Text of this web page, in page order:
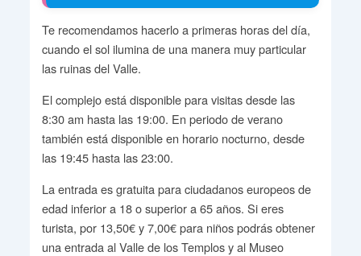
Te recomendamos hacerlo a primeras horas del día,
cuando el sol ilumina de una manera muy particular
las ruinas del Valle.
El complejo está disponible para visitas desde las
8:30 am hasta las 19:00. En periodo de verano
también está disponible en horario nocturno, desde
las 19:45 hasta las 23:00.
La entrada es gratuita para ciudadanos europeos de
edad inferior a 18 o superior a 65 años. Si eres
turista, por 13,50€ y 7,00€ para niños podrás obtener
una entrada al Valle de los Templos y al Museo